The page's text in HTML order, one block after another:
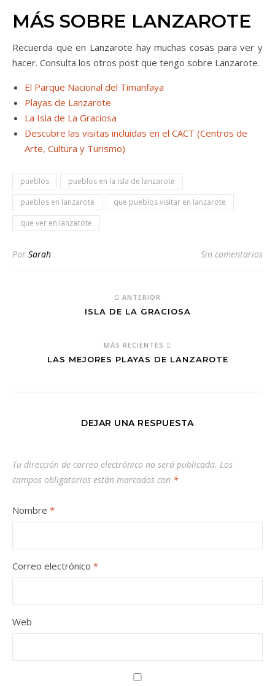
MÁS SOBRE LANZAROTE
Recuerda que en Lanzarote hay muchas cosas para ver y
hacer. Consulta los otros post que tengo sobre Lanzarote.
El Parque Nacional del Timanfaya
Playas de Lanzarote
La Isla de La Graciosa
Descubre las visitas incluidas en el CACT (Centros de
Arte, Cultura y Turismo)
pueblos
pueblos en la isla de lanzarote
pueblos en lanzarote
que pueblos visitar en lanzarote
que ver en lanzarote
Por Sarah Sin comentarios
ANTERIOR
ISLA DE LA GRACIOSA
MÁS RECIENTES
LAS MEJORES PLAYAS DE LANZAROTE
DEJAR UNA RESPUESTA
Tu dirección de correo electrónico no será publicada. Los
campos obligatorios están marcados con *
Nombre *
Correo electrónico *
Web